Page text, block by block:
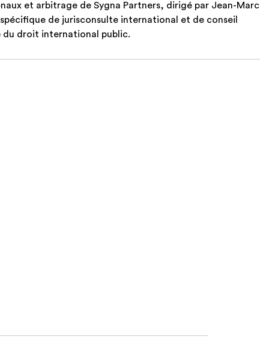
et arbitrage de Sygna Partners, dirigé par Jean-Marc
de jurisconsulte international et de conseil
du droit international public.